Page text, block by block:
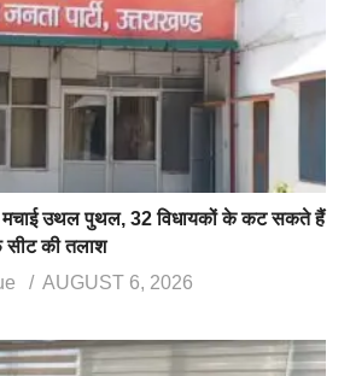
मचाई उथल पुथल, 32 विधायकों के कट सकते हैं
की तलाश
AUGUST 6, 2026